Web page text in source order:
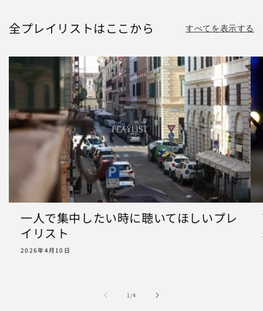
全プレイリストはここから すべてを表示する
一人で集中したい時に聴いてほしいプレ
イリスト
2026年4月10日
1/の
4